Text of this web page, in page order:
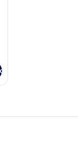
Accommodation